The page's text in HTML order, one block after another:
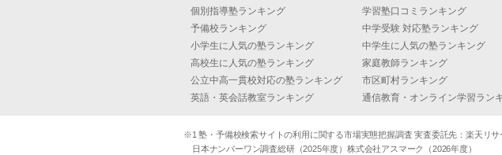
個別指導塾ランキング
学習塾口コミランキング
予備校ランキング
中学受験 対応塾ランキング
小学生に人気の塾ランキング
中学生に人気の塾ランキング
高校生に人気の塾ランキング
家庭教師ランキング
公立中高一貫校対応の塾ランキング
市区町村ランキング
英語・英会話教室ランキング
通信教育・オンライン学習ラン
※1 塾・予備校検索サイトの利用に関する市場実態把握調査 実査委託先：楽天リ
日本ナンバーワン調査総研（2025年度）株式会社アスマーク（2026年度）